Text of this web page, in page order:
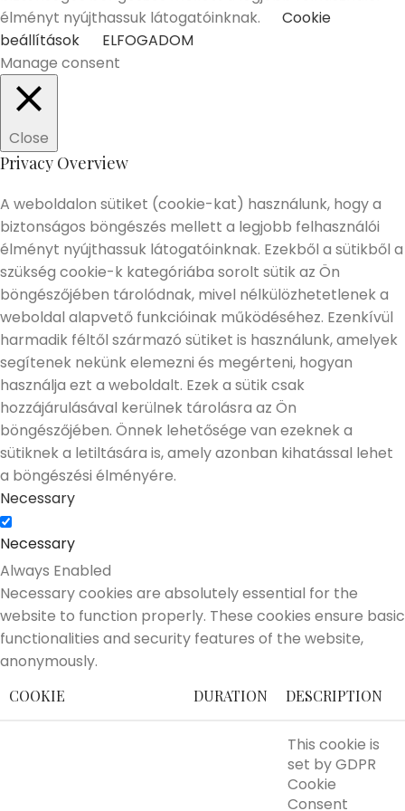
élményt nyújthassuk látogatóinknak.
Cookie
beállítások
ELFOGADOM
Manage consent
Close
Privacy Overview
A weboldalon sütiket (cookie-kat) használunk, hogy a
biztonságos böngészés mellett a legjobb felhasználói
élményt nyújthassuk látogatóinknak. Ezekből a sütikből a
szükség cookie-k kategóriába sorolt sütik az Ön
böngészőjében tárolódnak, mivel nélkülözhetetlenek a
weboldal alapvető funkcióinak működéséhez. Ezenkívül
harmadik féltől származó sütiket is használunk, amelyek
segítenek nekünk elemezni és megérteni, hogyan
használja ezt a weboldalt. Ezek a sütik csak
hozzájárulásával kerülnek tárolásra az Ön
böngészőjében. Önnek lehetősége van ezeknek a
sütiknek a letiltására is, amely azonban kihatással lehet
a böngészési élményére.
Necessary
Necessary
Always Enabled
Necessary cookies are absolutely essential for the
website to function properly. These cookies ensure basic
functionalities and security features of the website,
anonymously.
COOKIE DURATION DESCRIPTION
This cookie is
set by GDPR
Cookie
Consent